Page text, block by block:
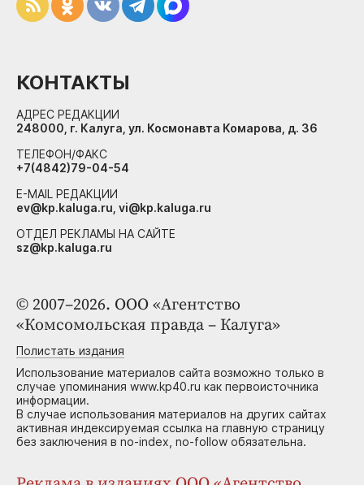
© 2007–2026. ООО «Агентство
«Комсомольская правда – Калуга»
Полистать издания
Использование материалов сайта возможно только в
случае упоминания www.kp40.ru как первоисточника
информации.
В случае использования материалов на других сайтах
активная индексируемая ссылка на главную страницу
без заключения в no-index, no-follow обязательна.
КОНТАКТЫ
АДРЕС РЕДАКЦИИ
248000, г. Калуга, ул. Космонавта Комарова, д. 36
ТЕЛЕФОН/ФАКС
+7(4842)79-04-54
E-MAIL РЕДАКЦИИ
ev@kp.kaluga.ru, vi@kp.kaluga.ru
ОТДЕЛ РЕКЛАМЫ НА САЙТЕ
sz@kp.kaluga.ru